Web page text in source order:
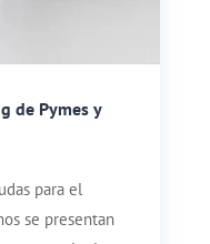
de Pymes y
para el
se presentan